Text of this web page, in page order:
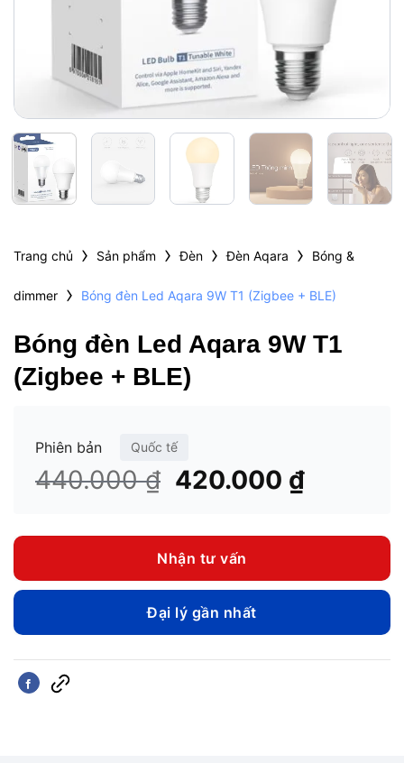
Trang chủ › Sản phẩm ›Đèn ›Đèn Aqara › Bóng &
dimmer › Bóng đèn Led Aqara 9W T1 (Zigbee + BLE)
Bóng đèn Led Aqara 9W T1
(Zigbee + BLE)
Phiên bản Quốc tế
440.000₫ Giá
là:
440.000 ₫.
420.000 ₫Giá
tại
Nhận tư vấn
Đại lý gần nhất